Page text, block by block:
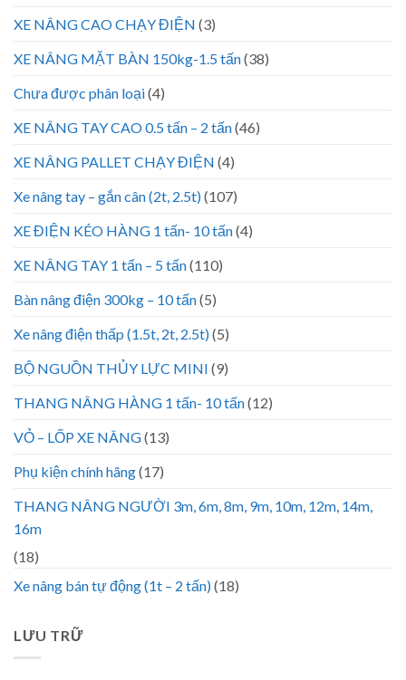
XE NÂNG CAO CHẠY ĐIỆN (3)
XE NÂNG MẶT BÀN 150kg-1.5 tấn(38)
Chưa được phân loại(4)
XE NÂNG TAY CAO 0.5 tấn – 2 tấn(46)
XE NÂNG PALLET CHẠY ĐIỆN (4)
Xe nâng tay – gắn cân (2t, 2.5t)(107)
XE ĐIỆN KÉO HÀNG 1 tấn- 10 tấn(4)
XE NÂNG TAY 1 tấn – 5 tấn(110)
Bàn nâng điện 300kg – 10 tấn(5)
Xe nâng điện thấp (1.5t, 2t, 2.5t)(5)
BỘ NGUỒN THỦY LỰC MINI (9)
THANG NÂNG HÀNG 1 tấn- 10 tấn(12)
VỎ – LỐP XE NÂNG(13)
Phụ kiện chính hãng(17)
THANG NÂNG NGƯỜI 3m, 6m, 8m, 9m, 10m, 12m, 14m,
16m
(18)
Xe nâng bán tự động (1t – 2 tấn)(18)
LƯU TRỮ